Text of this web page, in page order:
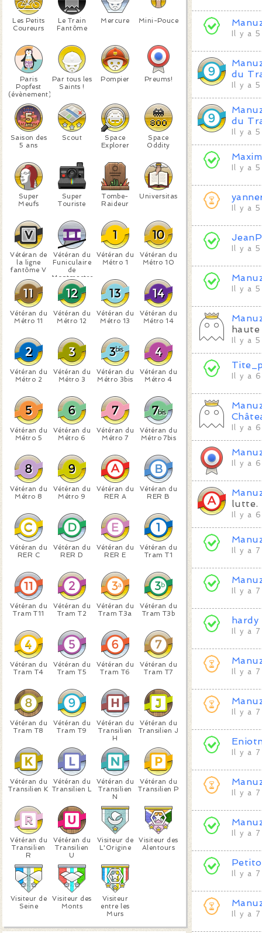
Les Petits
Coureurs
Le Train
Fantôme
Mercure Mini-Pouce
Paris
Popfest
(évènement)
Par tous les
Saints !
Pompier Preums!
Saison des
5 ans
Scout
Space
Explorer
Space
Oddity
Super
Meufs
Super
Touriste
Tombe-
Raideur
Universitas
Vétéran de
la ligne
fantôme V
Vétéran du
Funiculaire
de
Montmartre
Vétéran du
Métro 1
Vétéran du
Métro 10
Vétéran du
Métro 11
Vétéran du
Métro 12
Vétéran du
Métro 13
Vétéran du
Métro 14
Vétéran du
Métro 2
Vétéran du
Métro 3
Vétéran du
Métro 3bis
Vétéran du
Métro 4
Vétéran du
Métro 5
Vétéran du
Métro 6
Vétéran du
Métro 7
Vétéran du
Métro 7bis
Vétéran du
Métro 8
Vétéran du
Métro 9
Vétéran du
RER A
Vétéran du
RER B
Vétéran du
RER C
Vétéran du
RER D
Vétéran du
RER E
Vétéran du
Tram T1
Vétéran du
Tram T11
Vétéran du
Tram T2
Vétéran du
Tram T3a
Vétéran du
Tram T3b
Vétéran du
Tram T4
Vétéran du
Tram T5
Vétéran du
Tram T6
Vétéran du
Tram T7
Vétéran du
Tram T8
Vétéran du
Tram T9
Vétéran du
Transilien
H
Vétéran du
Transilien J
Vétéran du
Transilien K
Vétéran du
Transilien L
Vétéran du
Transilien
N
Vétéran du
Transilien P
Vétéran du
Transilien
R
Vétéran du
Transilien
U
Visiteur de
L'Origine
Visiteur des
Alentours
Visiteur de
Seine
Visiteur des
Monts
Visiteur
entre les
Murs
Il y a
du
Il y a
du
Il y a
Il y a
Il y a
Il y a
Il y a
Il y a
Il y a
Il y a
Il y a
lutte.
Il y a
Il y a
Il y a
hardy
Il y a
Il y a
Il y a
Il y a
Il y a
Il y a
Il y a
Il y a